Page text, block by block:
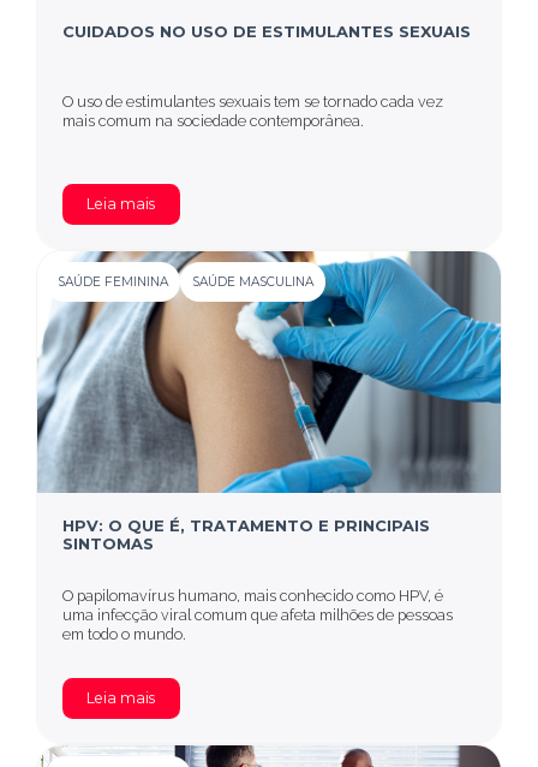
CUIDADOS NO USO DE ESTIMULANTES SEXUAIS
O uso de estimulantes sexuais tem se tornado cada vez
mais comum na sociedade contemporânea.
Leia mais
SAÚDE FEMININA SAÚDE MASCULINA
HPV: O QUE É, TRATAMENTO E PRINCIPAIS
SINTOMAS
O papilomavírus humano, mais conhecido como HPV, é
uma infecção viral comum que afeta milhões de pessoas
em todo o mundo.
Leia mais